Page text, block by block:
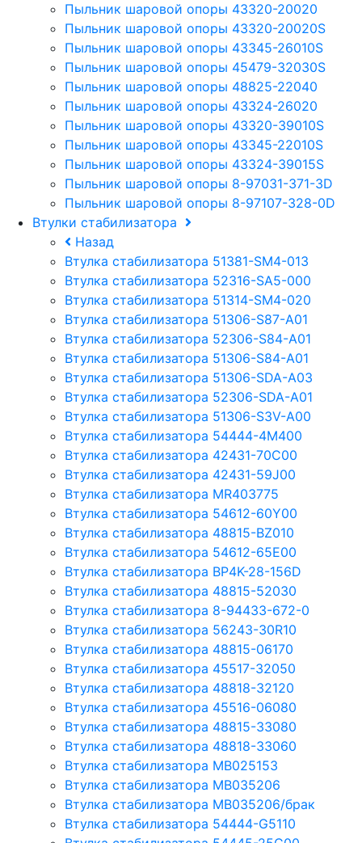
Пыльник шаровой опоры 43320-20020
Пыльник шаровой опоры 43320-20020S
Пыльник шаровой опоры 43345-26010S
Пыльник шаровой опоры 45479-32030S
Пыльник шаровой опоры 48825-22040
Пыльник шаровой опоры 43324-26020
Пыльник шаровой опоры 43320-39010S
Пыльник шаровой опоры 43345-22010S
Пыльник шаровой опоры 43324-39015S
Пыльник шаровой опоры 8-97031-371-3D
Пыльник шаровой опоры 8-97107-328-0D
Втулки стабилизатора
Назад
Втулка стабилизатора 51381-SM4-013
Втулка стабилизатора 52316-SA5-000
Втулка стабилизатора 51314-SM4-020
Втулка стабилизатора 51306-S87-A01
Втулка стабилизатора 52306-S84-A01
Втулка стабилизатора 51306-S84-A01
Втулка стабилизатора 51306-SDA-A03
Втулка стабилизатора 52306-SDA-A01
Втулка стабилизатора 51306-S3V-A00
Втулка стабилизатора 54444-4M400
Втулка стабилизатора 42431-70С00
Втулка стабилизатора 42431-59J00
Втулка стабилизатора MR403775
Втулка стабилизатора 54612-60Y00
Втулка стабилизатора 48815-BZ010
Втулка стабилизатора 54612-65Е00
Втулка стабилизатора BP4K-28-156D
Втулка стабилизатора 48815-52030
Втулка стабилизатора 8-94433-672-0
Втулка стабилизатора 56243-30R10
Втулка стабилизатора 48815-06170
Втулка стабилизатора 45517-32050
Втулка стабилизатора 48818-32120
Втулка стабилизатора 45516-06080
Втулка стабилизатора 48815-33080
Втулка стабилизатора 48818-33060
Втулка стабилизатора MB025153
Втулка стабилизатора MB035206
Втулка стабилизатора MB035206/брак
Втулка стабилизатора 54444-G5110